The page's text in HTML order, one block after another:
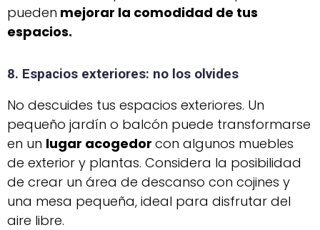
pueden mejorar la comodidad de tus
espacios.
8. Espacios exteriores: no los olvides
No descuides tus espacios exteriores. Un
pequeño jardín o balcón puede transformarse
en un lugar acogedor con algunos muebles
de exterior y plantas. Considera la posibilidad
de crear un área de descanso con cojines y
una mesa pequeña, ideal para disfrutar del
aire libre.